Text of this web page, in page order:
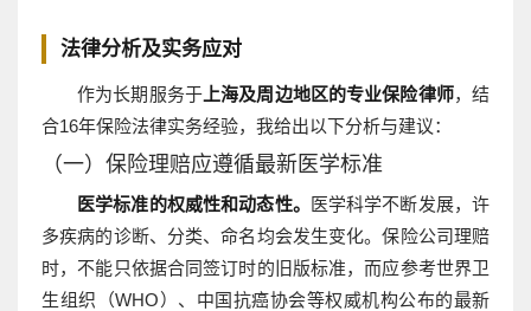
法律分析及实务应对
作为长期服务于上海及周边地区的专业保险律师，结
合16年保险法律实务经验，我给出以下分析与建议：
（一）保险理赔应遵循最新医学标准
医学标准的权威性和动态性。
医学科学不断发展，许
多疾病的诊断、分类、命名均会发生变化。保险公司理赔
时，不能只依据合同签订时的旧版标准，而应参考世界卫
生组织（WHO）、中国抗癌协会等权威机构公布的最新